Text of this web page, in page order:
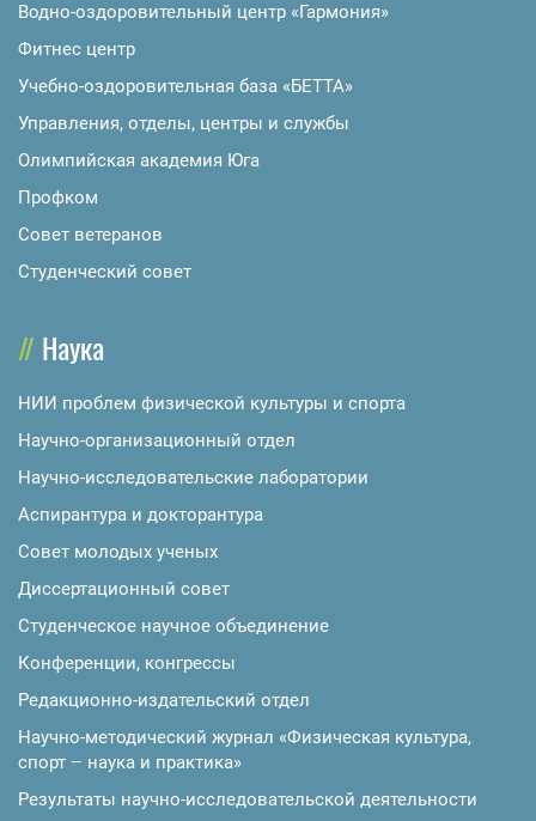
Водно-оздоровительный центр «Гармония»
Фитнес центр
Учебно-оздоровительная база «БЕТТА»
Управления, отделы, центры и службы
Олимпийская академия Юга
Профком
Совет ветеранов
Студенческий совет
Наука
НИИ проблем физической культуры и спорта
Научно-организационный отдел
Научно-исследовательские лаборатории
Аспирантура и докторантура
Совет молодых ученых
Диссертационный совет
Студенческое научное объединение
Конференции, конгрессы
Редакционно-издательский отдел
Научно-методический журнал «Физическая культура,
спорт – наука и практика»
Результаты научно-исследовательской деятельности